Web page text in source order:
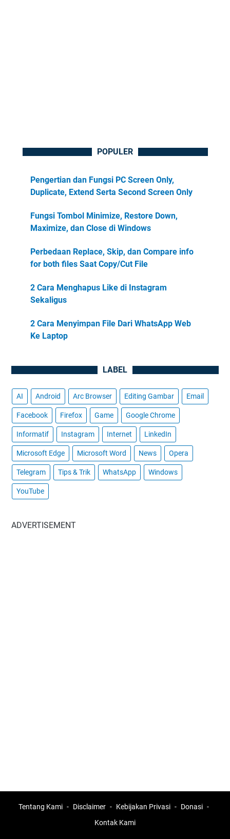
POPULER
Pengertian dan Fungsi PC Screen Only,
Duplicate, Extend Serta Second Screen Only
Fungsi Tombol Minimize, Restore Down,
Maximize, dan Close di Windows
Perbedaan Replace, Skip, dan Compare info
for both files Saat Copy/Cut File
2 Cara Menghapus Like di Instagram
Sekaligus
2 Cara Menyimpan File Dari WhatsApp Web
Ke Laptop
LABEL
AI Android Arc Browser Editing Gambar Email
Facebook Firefox Game Google Chrome
Informatif Instagram Internet LinkedIn
Microsoft Edge Microsoft Word News Opera
Telegram Tips & Trik WhatsApp Windows
YouTube
ADVERTISEMENT
Tentang Kami Disclaimer Kebijakan Privasi
Donasi
Kontak Kami